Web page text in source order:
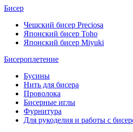
Бисер
Чешский бисер Preciosa
Японский бисер Toho
Японский бисер Miyuki
Бисероплетение
Бусины
Нить для бисера
Проволока
Бисерные иглы
Фурнитура
Для рукоделия и работы с